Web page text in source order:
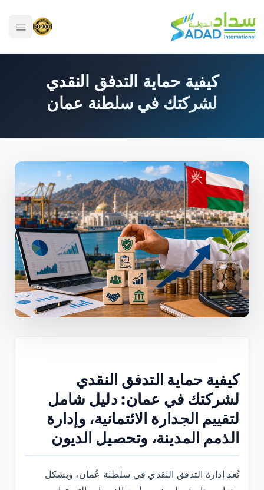
كيفية حماية التدفق النقدي
لشركتك في سلطنة عمان
كيفية حماية التدفق النقدي
لشركتك في عمان: دليل شامل
لتقييم الجدارة الائتمانية، وإدارة
الذمم المدينة، وتحصيل الديون
تُعد إدارة التدفق النقدي في سلطنة عُمان، وبشكل